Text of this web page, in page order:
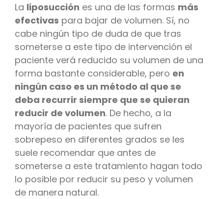
La liposucción es una de las formas más
efectivas para bajar de volumen. Sí, no
cabe ningún tipo de duda de que tras
someterse a este tipo de intervención el
paciente verá reducido su volumen de una
forma bastante considerable, pero en
ningún caso es un método al que se
deba recurrir siempre que se quieran
reducir de volumen. De hecho, a la
mayoría de pacientes que sufren
sobrepeso en diferentes grados se les
suele recomendar que antes de
someterse a este tratamiento hagan todo
lo posible por reducir su peso y volumen
de manera natural.